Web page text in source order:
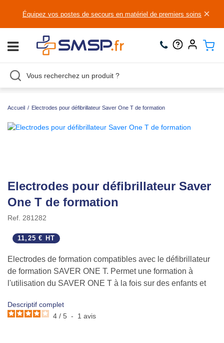
Équipez vos postes de secours en matériel de premiers soins ×
Accueil / Electrodes pour défibrillateur Saver One T de formation
Electrodes pour défibrillateur Saver
One T de formation
Ref. 281282
11,25 € HT
Electrodes de formation compatibles avec le défibrillateur
de formation SAVER ONE T. Permet une formation à
l'utilisation du SAVER ONE T à la fois sur des enfants et
Descriptif complet
4 / 5 - 1 avis